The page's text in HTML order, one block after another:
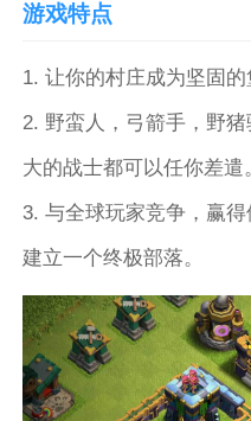
游戏特点
1. 让你的村庄成为坚固的
2. 野蛮人，弓箭手，野
大的战士都可以任你差遣
3. 与全球玩家竞争，赢
建立一个终极部落。